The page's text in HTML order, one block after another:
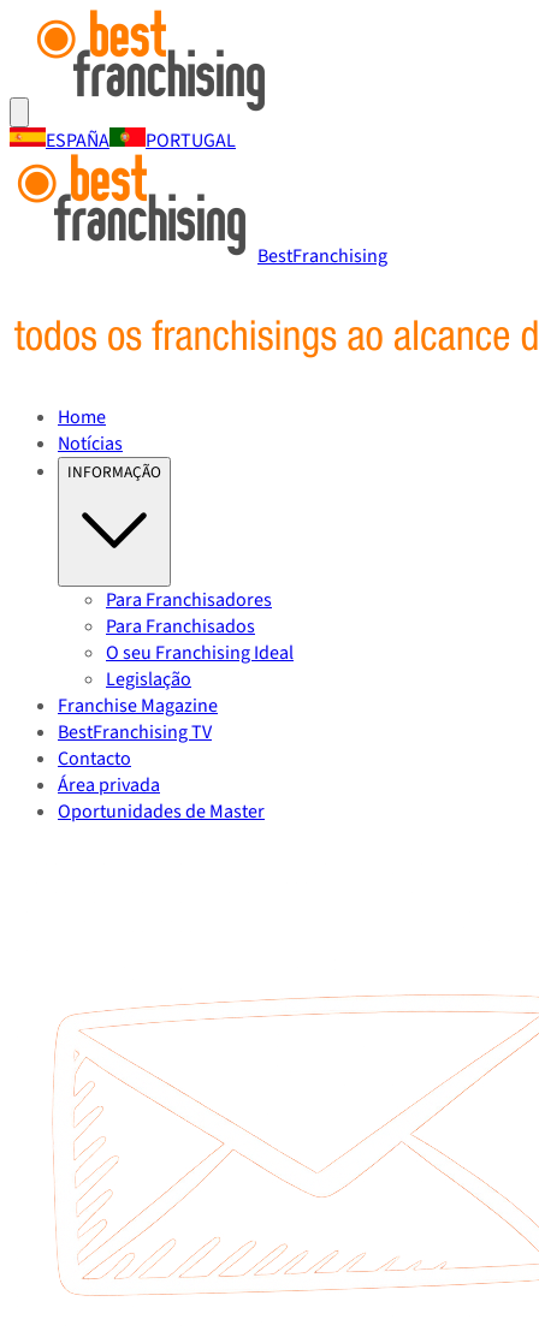
ESPAÑA PORTUGAL
BestFranchising
Home
Notícias
INFORMAÇÃO
Para Franchisadores
Para Franchisados
O seu Franchising Ideal
Legislação
Franchise Magazine
BestFranchising TV
Contacto
Área privada
Oportunidades de Master